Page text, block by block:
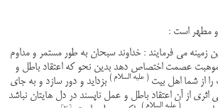
مطهر است :
زمینه می فرمایند : خداوند سبحان به طور مستمر و مداوم
موهبت عصمت اختصاص دهد بدین نحو که اعتقاد باطل و
از شما اهل بیت( علیه السلام ) بزداید و دور سازد و به جای
از آن اعتقاد باطل و عمل ناپسند در دل هایتان نباشد
( علیه السلام )